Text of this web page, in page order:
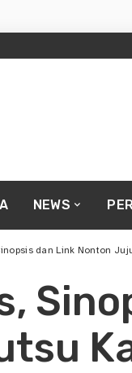
NEWS
dan Link Nonton